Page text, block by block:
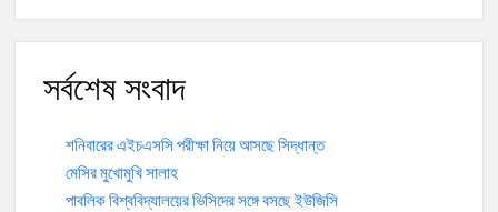
সর্বশেষ সংবাদ
শনিবারের এইচএসসি পরীক্ষা নিয়ে আসছে সিদ্ধান্ত
মেসির মুখোমুখি সালাহ
পাবলিক বিশ্ববিদ্যালয়ের ভিসিদের সঙ্গে বসছে ইউজিসি